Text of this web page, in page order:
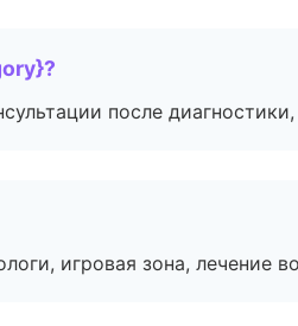
после
игровая зона, лечение